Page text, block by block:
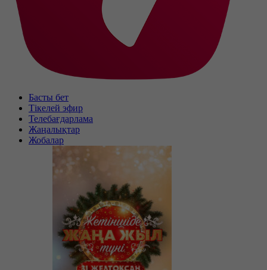
Басты бет
Тікелей эфир
Телебағдарлама
Жаңалықтар
Жобалар